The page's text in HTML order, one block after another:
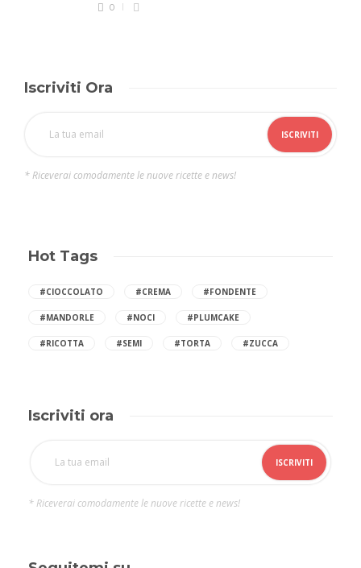
0
Iscriviti Ora
* Riceverai comodamente le nuove ricette e news!
Hot Tags
#CIOCCOLATO #CREMA #FONDENTE
#MANDORLE #NOCI #PLUMCAKE
#RICOTTA #SEMI #TORTA #ZUCCA
Iscriviti ora
* Riceverai comodamente le nuove ricette e news!